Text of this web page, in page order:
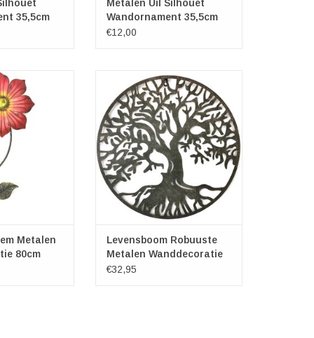
35,5cm
Metalen Uil Silhouet
Wandornament 35,5cm
€12,00
Metalen
80cm
80cm
35cm
WINKELWAGEN
Metalen
80cm
Levensboom Robuuste Metalen
Wanddecoratie 51cm
Diameter ca. 51cm
Dikte: ca. 1cm
TOEVOEGEN AAN WINKELWAGEN
Levensboom Robuuste
Metalen Wanddecoratie
51cm
€32,95